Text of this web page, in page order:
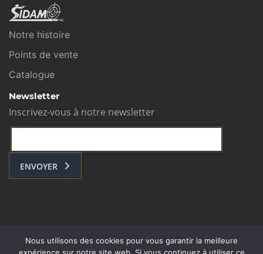
Notre histoire
Points de vente
Catalogue
Newsletter
Inscrivez-vous à notre newsletter
ENVOYER
Nous utilisons des cookies pour vous garantir la meilleure